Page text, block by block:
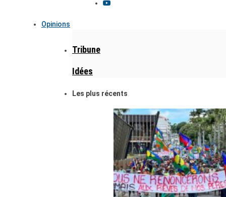
Opinions
Tribune
Idées
Les plus récents